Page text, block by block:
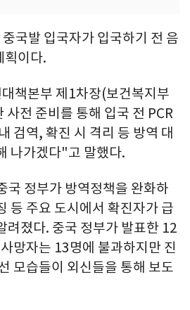
국발 입국자가 입국하기 전 음
획이다.
책본부 제1차장(보건복지부
전 준비를 통해 입국 전 PCR
검역, 확진 시 격리 등 방역 대
나가겠다"고 말했다.
국 정부가 방역정책을 완화하
등 주요 도시에서 확진자가 급
려졌다. 중국 정부가 발표한 12
망자는 13명에 불과하지만 진
모습들이 외신들을 통해 보도